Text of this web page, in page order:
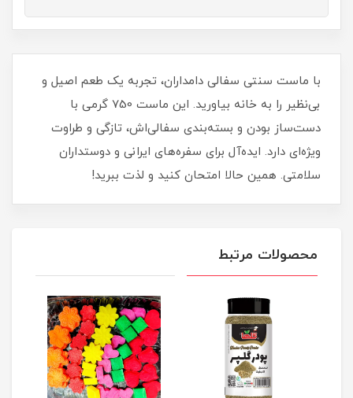
با ماست سنتی سفالی دامداران، تجربه یک طعم اصیل و
بی‌نظیر را به خانه بیاورید. این ماست 750 گرمی با
دست‌ساز بودن و بسته‌بندی سفالی‌اش، تازگی و طراوت
ویژه‌ای دارد. ایده‌آل برای سفره‌های ایرانی و دوستداران
سلامتی. همین حالا امتحان کنید و لذت ببرید!
محصولات مرتبط